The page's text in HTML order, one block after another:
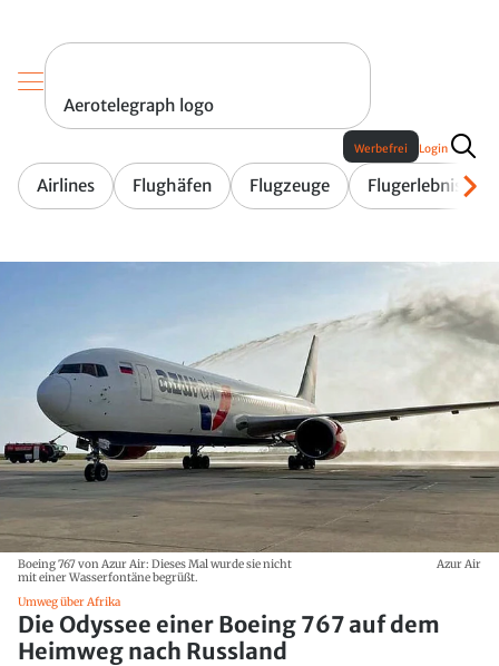
Aerotelegraph logo
Airlines Flughäfen Flugzeuge Flugerlebnis
Werbefrei Login
Boeing 767 von Azur Air: Dieses Mal wurde sie nicht
mit einer Wasserfontäne begrüßt.
Azur Air
Umweg über Afrika
Die Odyssee einer Boeing 767 auf dem
Heimweg nach Russland